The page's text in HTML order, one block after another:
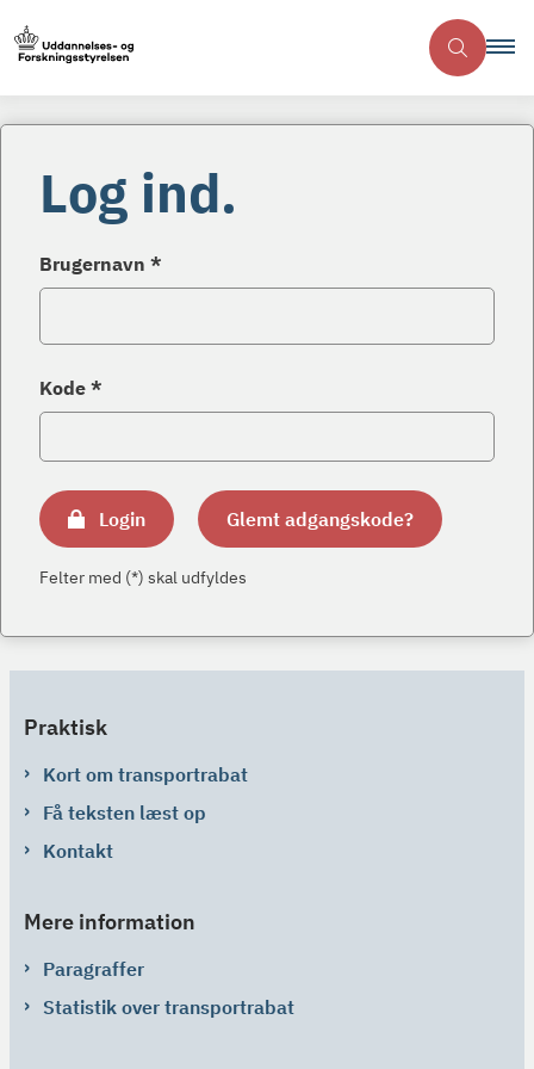
Log ind.
Brugernavn *
Kode *
Login Glemt adgangskode?
Felter med (*) skal udfyldes
Praktisk
Kort om transportrabat
Få teksten læst op
Kontakt
Mere information
Paragraffer
Statistik over transportrabat